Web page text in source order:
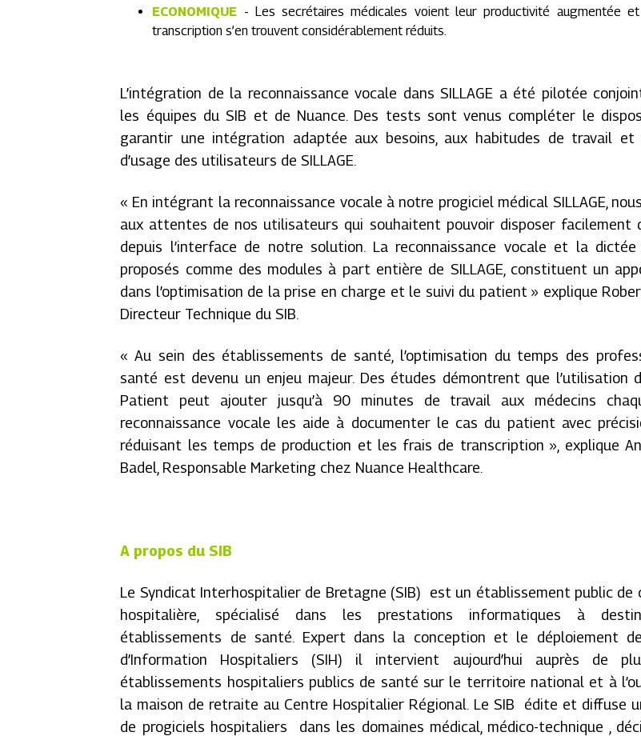
ECONOMIQUE - Les secrétaires médicales voient leur productivité augmentée
transcription s’en trouvent considérablement réduits.
L’intégration de la reconnaissance vocale dans SILLAGE a été pilotée
les équipes du SIB et de Nuance. Des tests sont venus compléter le
garantir une intégration adaptée aux besoins, aux habitudes de travail
d’usage des utilisateurs de SILLAGE.
« En intégrant la reconnaissance vocale à notre progiciel médical SILLAGE,
aux attentes de nos utilisateurs qui souhaitent pouvoir disposer facilement
depuis l’interface de notre solution. La reconnaissance vocale et la dictée
proposés comme des modules à part entière de SILLAGE, constituent un
dans l’optimisation de la prise en charge et le suivi du patient» explique
Directeur Technique du SIB.
« Au sein des établissements de santé, l’optimisation du temps des
santé est devenu un enjeu majeur. Des études démontrent que l’utilisation
Patient peut ajouter jusqu’à 90 minutes de travail aux médecins
reconnaissance vocale les aide à documenter le cas du patient avec
réduisant les temps de production et les frais de transcription », explique
Badel, Responsable Marketing chez Nuance Healthcare.
A propos du SIB
Le Syndicat Interhospitalier de Bretagne (SIB) est un établissement public de
hospitalière, spécialisé dans les prestations informatiques à
établissements de santé. Expert dans la conception et le déploiement
d’Information Hospitaliers (SIH) il intervient aujourd’hui auprès de
établissements hospitaliers publics de santé sur le territoire national et à
la maison de retraite au Centre Hospitalier Régional. Le SIB édite et diffuse
de progiciels hospitaliers dans les domaines médical, médico-technique ,